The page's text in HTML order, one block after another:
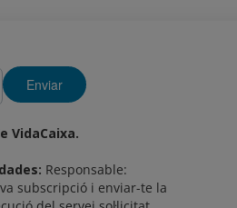
Enviar
VidaCaixa.
Responsable:
subscripció i enviar-te la